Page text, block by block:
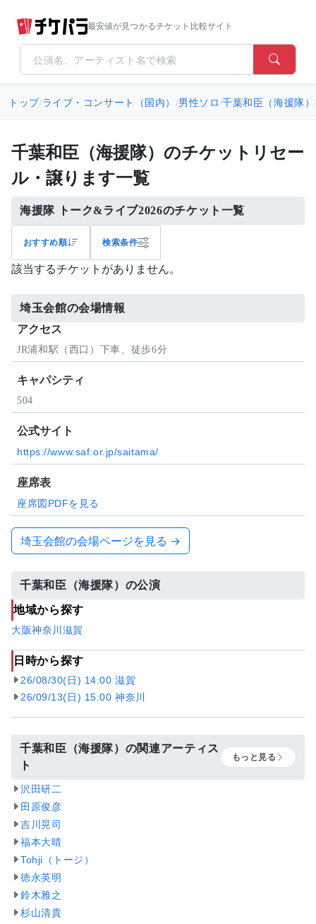
最安値が見つかるチケット比較サイト
トップ/ライブ・コンサート（国内） /男性ソロ/千葉和臣（海援隊）
千葉和臣（海援隊）のチケットリセー
ル・譲ります一覧
海援隊 トーク&ライブ2026のチケット一覧
おすすめ順 検索条件
該当するチケットがありません。
埼玉会館の会場情報
アクセス
JR浦和駅（西口）下車、徒歩6分
キャパシティ
504
公式サイト
https://www.saf.or.jp/saitama/
座席表
座席図PDFを見る
埼玉会館の会場ページを見る →
千葉和臣（海援隊）の公演
地域から探す
大阪神奈川 滋賀
日時から探す
26/08/30(日) 14:00 滋賀
26/09/13(日) 15:00 神奈川
千葉和臣（海援隊）の関連アーティス
ト
もっと見る
沢田研二
田原俊彦
吉川晃司
福本大晴
Tohji（トージ）
徳永英明
鈴木雅之
杉山清貴